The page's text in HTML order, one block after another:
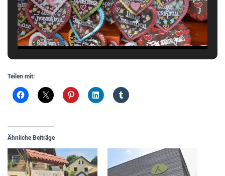
Teilen mit:
Ähnliche Beiträge